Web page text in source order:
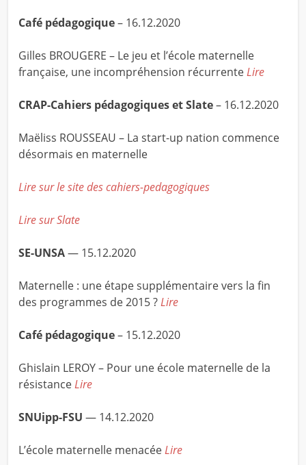
Café pédagogique– 16.12.2020
Gilles BROUGERE – Le jeu et l’école maternelle
française, une incompréhension récurrenteLire
CRAP-Cahiers pédagogiques et Slate– 16.12.2020
Maëliss ROUSSEAU – La start-up nation commence
désormais en maternelle
Lire sur le site des cahiers-pedagogiques
Lire sur Slate
SE-UNSA— 15.12.2020
Maternelle : une étape supplémentaire vers la fin
des programmes de 2015 ?Lire
Café pédagogique– 15.12.2020
Ghislain LEROY – Pour une école maternelle de la
résistanceLire
SNUipp-FSU — 14.12.2020
L’école maternelle menacéeLire